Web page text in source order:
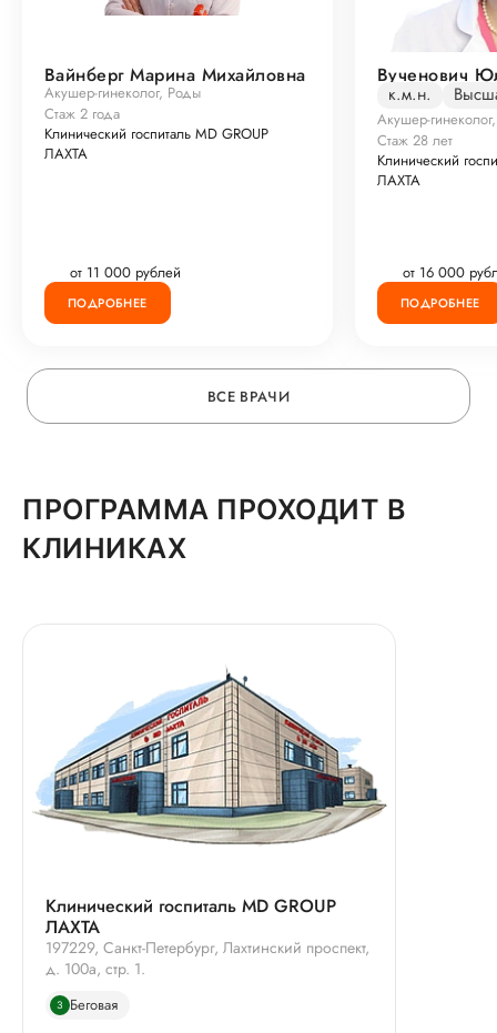
Вайнберг Марина Михайловна
Акушер-гинеколог, Роды
Стаж 2 года
Клинический госпиталь MD GROUP
ЛАХТА
от 11 000 рублей
ПОДРОБНЕЕ
Вученович
к.м.н.
Акушер-
Стаж 28 лет
Клинический
ЛАХТА
от 16 000
ПОДРОБНЕЕ
ВСЕ ВРАЧИ
ПРОГРАММА ПРОХОДИТ В
КЛИНИКАХ
Клинический госпиталь MD GROUP
ЛАХТА
197229, Санкт-Петербург, Лахтинский проспект,
д. 100а, стр. 1.
3
Беговая